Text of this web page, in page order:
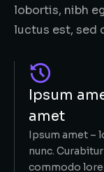
lobortis, nibh
luctus est, sed
Ipsum
amet
Ipsum amet –
nunc.
commodo